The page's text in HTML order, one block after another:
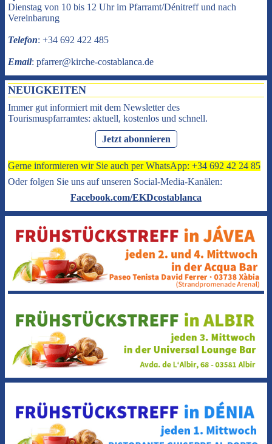
Dienstag von 10 bis 12 Uhr im Pfarramt/Dénitreff und nach
Vereinbarung
Telefon: +34 692 422 485
Email: pfarrer@kirche-costablanca.de
NEUIGKEITEN
Immer gut informiert mit dem Newsletter des
Tourismuspfarramtes: aktuell, kostenlos und schnell.
Jetzt abonnieren
Gerne informieren wir Sie auch per WhatsApp: +34 692 42 24 85
Oder folgen Sie uns auf unseren Social-Media-Kanälen:
Facebook.com/EKDcostablanca